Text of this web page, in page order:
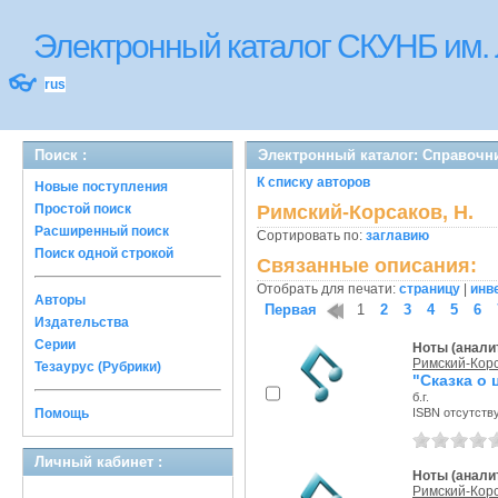
Электронный каталог СКУНБ
👓 rus
Поиск :
Новые поступления
Простой поиск
Расширенный поиск
Поиск одной строкой
Авторы
Издательства
Серии
Тезаурус (Рубрики)
Помощь
Личный кабинет :
Электронный каталог:
К списку авторов
Римский-Корсаков, Н.
Сортировать по: заглавию
Связанные описания:
Отобрать для печати: страницу
Первая 1 2 3 4 5 6
Ноты
Римский-
"Сказка о
б.г.
ISBN
Ноты
Римский-